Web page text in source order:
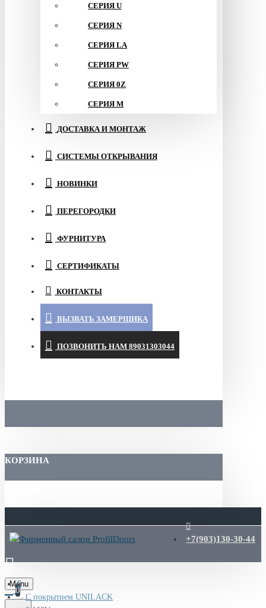
СЕРИЯ U
СЕРИЯ N
СЕРИЯ LA
СЕРИЯ PW
СЕРИЯ 0Z
СЕРИЯ M
ДОСТАВКА И МОНТАЖ
СИСТЕМЫ ОТКРЫВАНИЯ
НОВИНКИ
ПЕРЕГОРОДКИ
ФУРНИТУРА
СЕРТИФИКАТЫ
КОНТАКТЫ
ВЫЗВАТЬ ЗАМЕРЩИКА
ПОЗВОНИТЬ НАМ 89031303044
КОРЗИНА
+7(903)130-30-44
Menu
0
С покрытием UNILACK